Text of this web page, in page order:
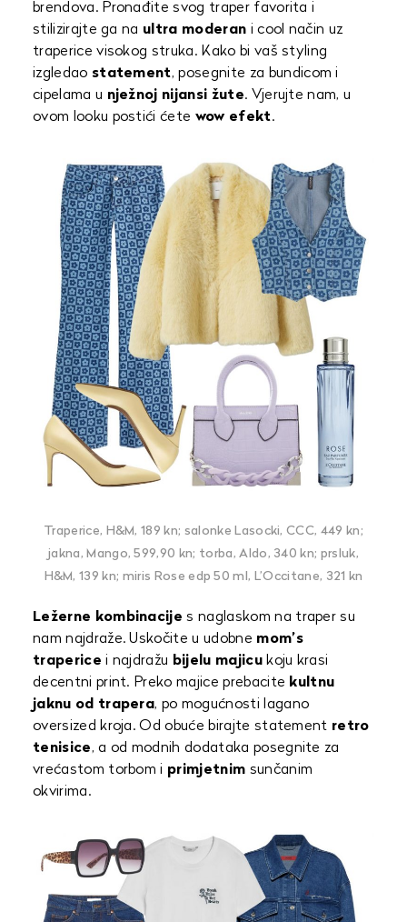
brendova. Pronađite svog traper favorita i
stilizirajte ga na ultra moderan i cool način uz
traperice visokog struka. Kako bi vaš styling
izgledao statement, posegnite za bundicom i
cipelama u nježnoj nijansi žute. Vjerujte nam, u
ovom looku postići ćete wow efekt.
Traperice, H&M, 189 kn; salonke Lasocki, CCC, 449 kn;
jakna, Mango, 599,90 kn; torba, Aldo, 340 kn; prsluk,
H&M, 139 kn; miris Rose edp 50 ml, L’Occitane, 321 kn
Ležerne kombinacije s naglaskom na traper su
nam najdraže. Uskočite u udobne mom’s
traperice i najdražu bijelu majicukoju krasi
decentni print. Preko majice prebacite kultnu
jaknu od trapera, po mogućnosti lagano
oversized kroja. Od obuće birajte statement retro
tenisice, a od modnih dodataka posegnite za
vrećastom torbom i primjetnim sunčanim
okvirima.